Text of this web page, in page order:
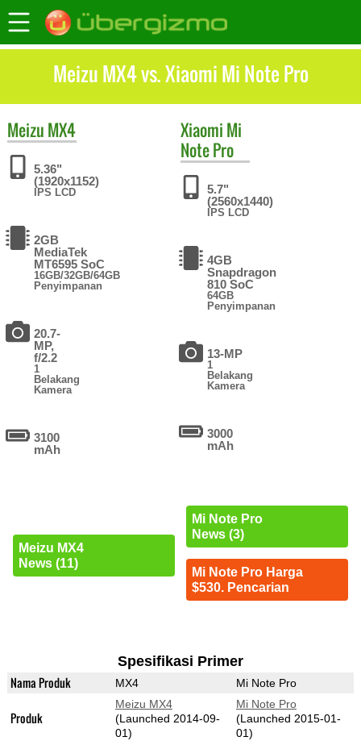
Meizu MX4 vs. Xiaomi Mi Note Pro
Meizu MX4
5.36"
(1920x1152)
IPS LCD
2GB
MediaTek
MT6595 SoC
16GB/32GB/64GB
Penyimpanan
20.7-
MP,
f/2.2
1
Belakang
Kamera
3100
mAh
Meizu MX4
News (11)
Xiaomi Mi
Note Pro
5.7"
(2560x1440)
IPS LCD
4GB
Snapdragon
810 SoC
64GB
Penyimpanan
13-MP
1
Belakang
Kamera
3000
mAh
Mi Note Pro
News (3)
Mi Note Pro Harga
$530. Pencarian
Spesifikasi Primer
Nama Produk MX4 Mi Note Pro
Produk
Meizu MX4
(Launched 2014-09-
01)
Mi Note Pro
(Launched 2015-01-
01)